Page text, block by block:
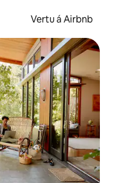
Vertu á Airbnb